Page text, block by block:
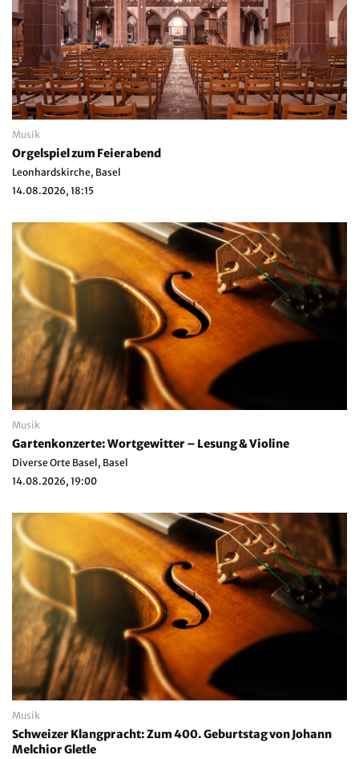
Musik
Orgelspiel zum Feierabend
Leonhardskirche, Basel
14.08.2026, 18:15
Musik
Gartenkonzerte: Wortgewitter – Lesung & Violine
Diverse Orte Basel, Basel
14.08.2026, 19:00
Musik
Schweizer Klangpracht: Zum 400. Geburtstag von Johann
Melchior Gletle